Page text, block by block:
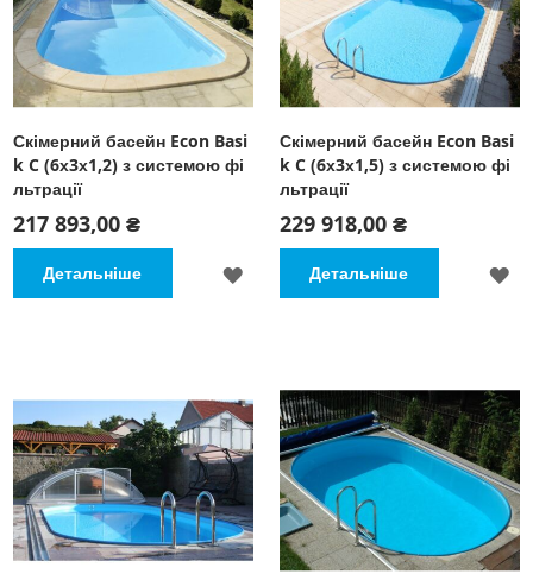
Скімерний басейн Econ Basi
k C (6х3х1,2) з системою фі
льтрації
217 893,00 ₴
Детальніше
ДОДАТИ
БАЖАНЬ
Скімерний басейн Econ Basi
k C (6х3х1,5) з системою фі
льтрації
229 918,00 ₴
Детальніше